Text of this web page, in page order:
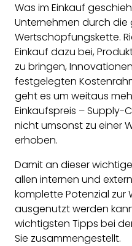
Was im Einkauf
Unternehmen durch die
Wertschöpfungskette.
Einkauf dazu bei,
zu bringen,
festgelegten
geht es um weitaus
Einkaufspreis –
nicht umsonst zu einer
erhoben.
Damit an dieser
allen internen und
komplette Potenzial zur
ausgenutzt werden
wichtigsten Tipps bei
Sie zusammengestellt.